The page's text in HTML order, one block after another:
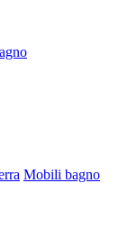
Mobili bagno